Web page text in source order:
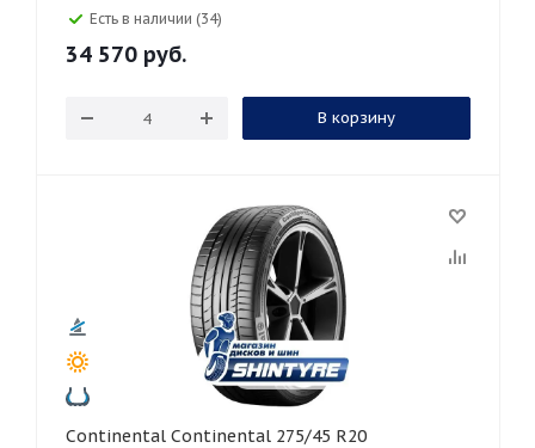
Есть в наличии (34)
34 570 руб.
В корзину
Continental Continental 275/45 R20